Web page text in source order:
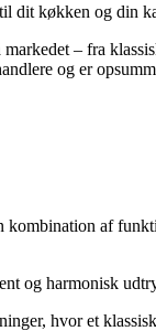
dit køkken og din
– fra
og er
kombination af
og harmonisk
hvor et